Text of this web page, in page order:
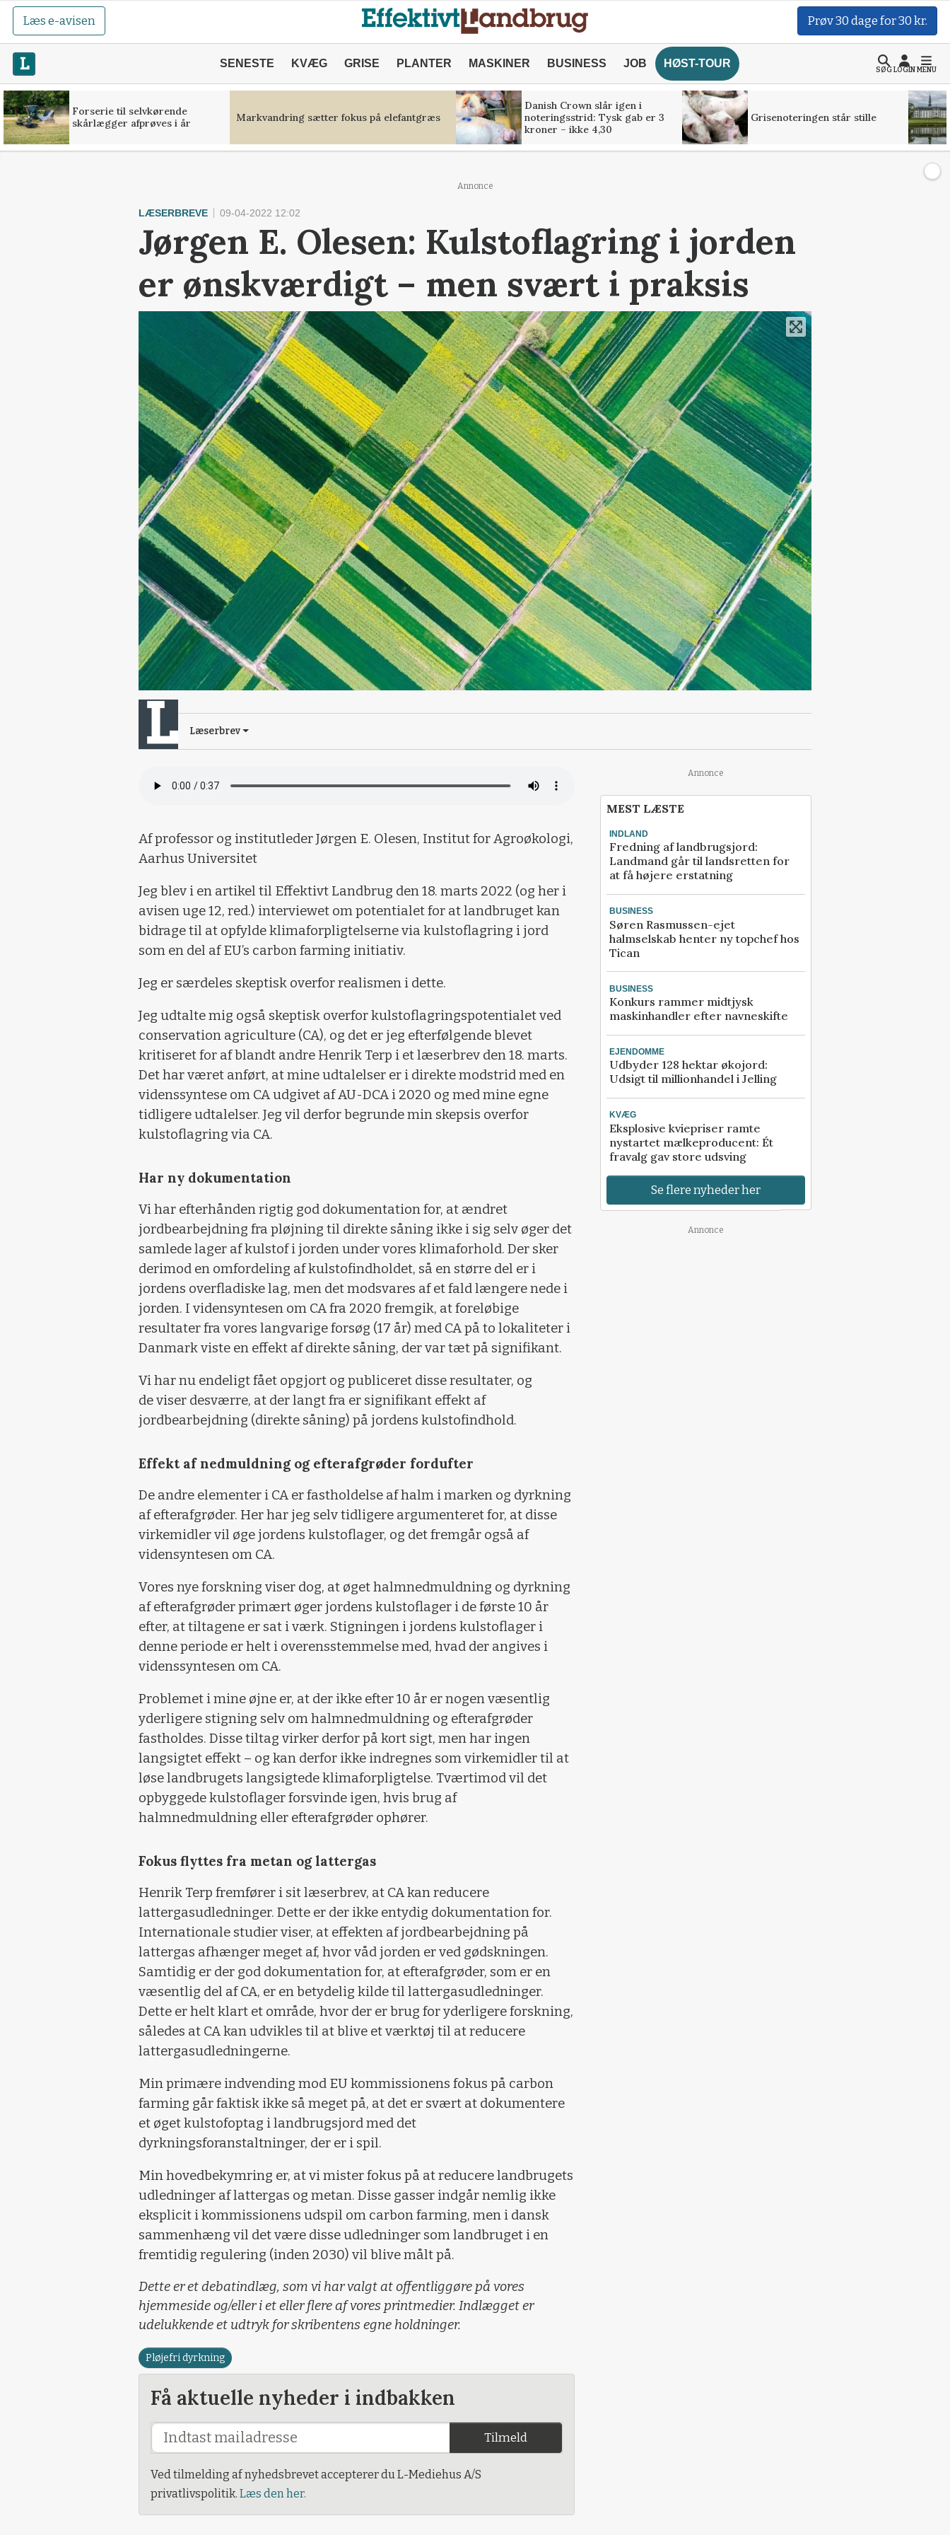
Læs e-avisen Prøv 30 dage for 30 kr.
SENESTE KVÆG GRISE PLANTER MASKINER BUSINESS JOB HØST-TOUR
SØGLOGINMENU
Forserie til selvkørende
skårlægger afprøves i år
Markvandring sætter fokus på elefantgræs
Danish Crown slår igen i
noteringsstrid: Tysk gab er 3
kroner – ikke 4,30
Grisenoteringen står stille
Annonce
LÆSERBREVE 09-04-2022 12:02
Jørgen E. Olesen: Kulstoflagring i jorden
er ønskværdigt – men svært i praksis
Læserbrev
Af professor og institutleder Jørgen E. Olesen, Institut for Agroøkologi,
Aarhus Universitet
Jeg blev i en artikel til Effektivt Landbrug den 18. marts 2022 (og her i
avisen uge 12, red.) interviewet om potentialet for at landbruget kan
bidrage til at opfylde klimaforpligtelserne via kulstoflagring i jord
som en del af EU’s carbon farming initiativ.
Jeg er særdeles skeptisk overfor realismen i dette.
Jeg udtalte mig også skeptisk overfor kulstoflagringspotentialet ved
conservation agriculture (CA), og det er jeg efterfølgende blevet
kritiseret for af blandt andre Henrik Terp i et læserbrev den 18. marts.
Det har været anført, at mine udtalelser er i direkte modstrid med en
videnssyntese om CA udgivet af AU-DCA i 2020 og med mine egne
tidligere udtalelser. Jeg vil derfor begrunde min skepsis overfor
kulstoflagring via CA.
Har ny dokumentation
Vi har efterhånden rigtig god dokumentation for, at ændret
jordbearbejdning fra pløjning til direkte såning ikke i sig selv øger det
samlede lager af kulstof i jorden under vores klimaforhold. Der sker
derimod en omfordeling af kulstofindholdet, så en større del er i
jordens overfladiske lag, men det modsvares af et fald længere nede i
jorden. I vidensyntesen om CA fra 2020 fremgik, at foreløbige
resultater fra vores langvarige forsøg (17 år) med CA på to lokaliteter i
Danmark viste en effekt af direkte såning, der var tæt på signifikant.
Vi har nu endeligt fået opgjort og publiceret disse resultater, og
de viser desværre, at der langt fra er signifikant effekt af
jordbearbejdning (direkte såning) på jordens kulstofindhold.
Effekt af nedmuldning og efterafgrøder fordufter
De andre elementer i CA er fastholdelse af halm i marken og dyrkning
af efterafgrøder. Her har jeg selv tidligere argumenteret for, at disse
virkemidler vil øge jordens kulstoflager, og det fremgår også af
vidensyntesen om CA.
Vores nye forskning viser dog, at øget halmnedmuldning og dyrkning
af efterafgrøder primært øger jordens kulstoflager i de første 10 år
efter, at tiltagene er sat i værk. Stigningen i jordens kulstoflager i
denne periode er helt i overensstemmelse med, hvad der angives i
videnssyntesen om CA.
Problemet i mine øjne er, at der ikke efter 10 år er nogen væsentlig
yderligere stigning selv om halmnedmuldning og efterafgrøder
fastholdes. Disse tiltag virker derfor på kort sigt, men har ingen
langsigtet effekt – og kan derfor ikke indregnes som virkemidler til at
løse landbrugets langsigtede klimaforpligtelse. Tværtimod vil det
opbyggede kulstoflager forsvinde igen, hvis brug af
halmnedmuldning eller efterafgrøder ophører.
Fokus flyttes fra metan og lattergas
Henrik Terp fremfører i sit læserbrev, at CA kan reducere
lattergasudledninger. Dette er der ikke entydig dokumentation for.
Internationale studier viser, at effekten af jordbearbejdning på
lattergas afhænger meget af, hvor våd jorden er ved gødskningen.
Samtidig er der god dokumentation for, at efterafgrøder, som er en
væsentlig del af CA, er en betydelig kilde til lattergasudledninger.
Dette er helt klart et område, hvor der er brug for yderligere forskning,
således at CA kan udvikles til at blive et værktøj til at reducere
lattergasudledningerne.
Min primære indvending mod EU kommissionens fokus på carbon
farming går faktisk ikke så meget på, at det er svært at dokumentere
et øget kulstofoptag i landbrugsjord med det
dyrkningsforanstaltninger, der er i spil.
Min hovedbekymring er, at vi mister fokus på at reducere landbrugets
udledninger af lattergas og metan. Disse gasser indgår nemlig ikke
eksplicit i kommissionens udspil om carbon farming, men i dansk
sammenhæng vil det være disse udledninger som landbruget i en
fremtidig regulering (inden 2030) vil blive målt på.
Dette er et debatindlæg, som vi har valgt at offentliggøre på vores
hjemmeside og/eller i et eller flere af vores printmedier. Indlægget er
udelukkende et udtryk for skribentens egne holdninger.
Pløjefri dyrkning
Få aktuelle nyheder i indbakken
Tilmeld
Ved tilmelding af nyhedsbrevet accepterer du L-Mediehus A/S
privatlivspolitik. Læs den her.
Annonce
MEST LÆSTE
INDLAND
Fredning af landbrugsjord:
Landmand går til landsretten for
at få højere erstatning
BUSINESS
Søren Rasmussen-ejet
halmselskab henter ny topchef hos
Tican
BUSINESS
Konkurs rammer midtjysk
maskinhandler efter navneskifte
EJENDOMME
Udbyder 128 hektar økojord:
Udsigt til millionhandel i Jelling
KVÆG
Eksplosive kviepriser ramte
nystartet mælkeproducent: Ét
fravalg gav store udsving
Se flere nyheder her
Annonce